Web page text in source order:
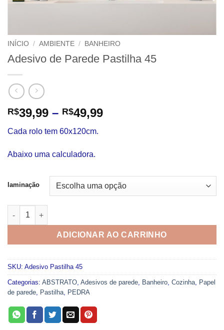
INÍCIO / AMBIENTE / BANHEIRO
Adesivo de Parede Pastilha 45
R$39,99 – R$49,99Faixa
R$49,99
Cada rolo tem 60x120cm.
Abaixo uma calculadora.
laminação
Adesivo de Parede Pastilha 45 quantidade
ADICIONAR AO CARRINHO
SKU: Adesivo Pastilha 45
Categorias: ABSTRATO Adesivos de parede Banheiro Cozinha
Papel
de parede
Pastilha PEDRA